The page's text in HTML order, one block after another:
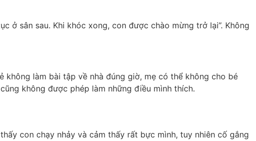
ở sân sau. Khi khóc xong, con được chào mừng trở lại”. Không
không làm bài tập về nhà đúng giờ, mẹ có thể không cho bé
không được phép làm những điều mình thích.
con chạy nhảy và cảm thấy rất bực mình, tuy nhiên cố gắng